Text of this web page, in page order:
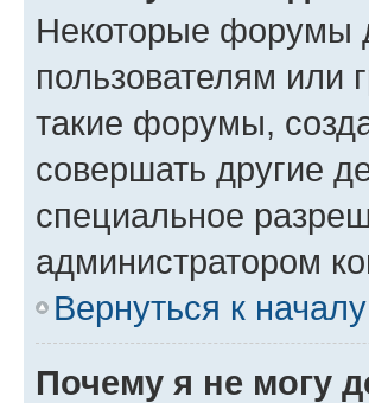
Некоторые форумы
пользователям или
такие форумы,
совершать другие
специальное
администратором
Вернуться к началу
Почему я не могу